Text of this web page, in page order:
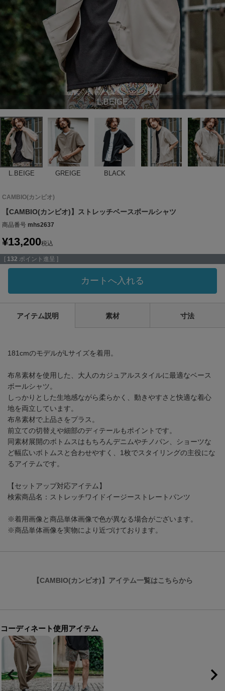
L.BEIGE
L.BEIGE GREIGE BLACK
CAMBIO(カンビオ)
【CAMBIO(カンビオ)】ストレッチベースボールシャツ
商品番号 mhs2637
¥13,200税込
[ 132 ポイント進呈 ]
カートへ入れる
アイテム説明 素材 寸法
181cmのモデルがLサイズを着用。
布帛素材を使用した、大人のカジュアルスタイルに最適なベース
ボールシャツ。
しっかりとした生地感ながら柔らかく、動きやすさと快適な着心
地を両立しています。
布帛素材で上品さをプラス。
前立ての切替えや細部のディテールもポイントです。
同素材展開のボトムスはもちろんデニムやチノパン、ショーツな
ど幅広いボトムスと合わせやすく、1枚でスタイリングの主役にな
るアイテムです。
【セットアップ対応アイテム】
検索商品名：ストレッチワイドイージーストレートパンツ
※着用画像と商品単体画像で色が異なる場合がございます。
※商品単体画像を実物により近づけております。
【CAMBIO(カンビオ)】アイテム一覧はこちらから
コーディネート使用アイテム